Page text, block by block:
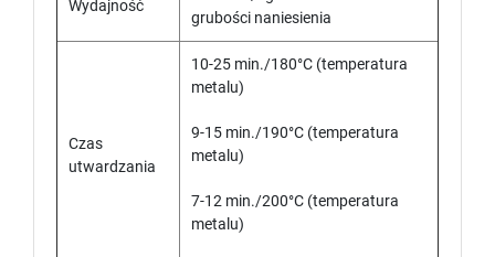
Wydajność
grubości naniesienia
Czas
utwardzania
10-25 min./180°C (temperatura
metalu)
9-15 min./190°C (temperatura
metalu)
7-12 min./200°C (temperatura
metalu)